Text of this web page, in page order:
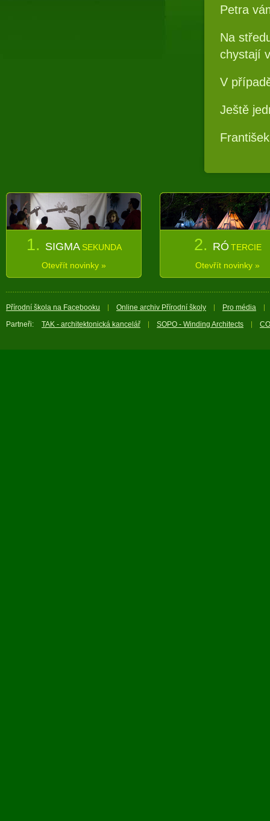
Petra
Na
chystají
V
Ještě
1. SIGMA SEKUNDA
Otevřít novinky »
2. RÓ TERCIE
Otevřít novinky »
Přírodní škola na Facebooku Online archiv Přírodní školy
Pro média
Partneři:
TAK - architektonická kancelář SOPO - Winding Architects